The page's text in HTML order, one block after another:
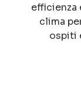
efficienza
clima
ospiti